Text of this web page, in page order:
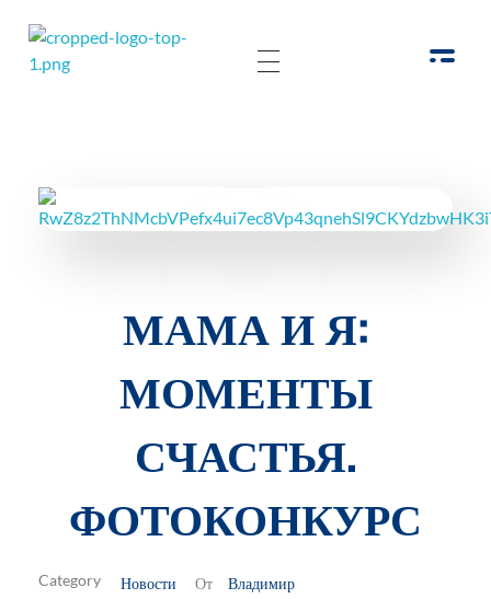
МАМА И Я:
МОМЕНТЫ
СЧАСТЬЯ.
ФОТОКОНКУРС
От Владимир
Новости